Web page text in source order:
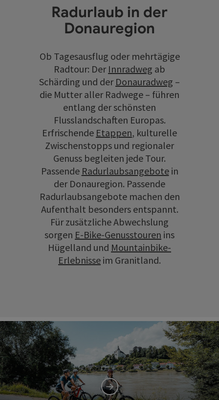
Radurlaub in der
Donauregion
Ob Tagesausflug oder mehrtägige
Radtour: Der Innradweg ab
Schärding und der Donauradweg –
die Mutter aller Radwege – führen
entlang der schönsten
Flusslandschaften Europas.
Erfrischende Etappen, kulturelle
Zwischenstopps und regionaler
Genuss begleiten jede Tour.
Passende Radurlaubsangebotein
der Donauregion. Passende
Radurlaubsangebote machen den
Aufenthalt besonders entspannt.
Für zusätzliche Abwechslung
sorgen E-Bike-Genusstouren ins
Hügelland und Mountainbike-
Erlebnisse im Granitland.